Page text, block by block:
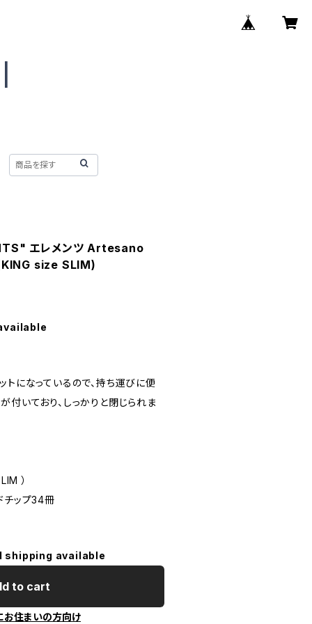
エレメンツ Artesano
size SLIM)
トになっているので、持ち運びに便
付いており、しっかりと閉じられま
）
チップ34冊
shipping available
to cart
お住まいの方向け